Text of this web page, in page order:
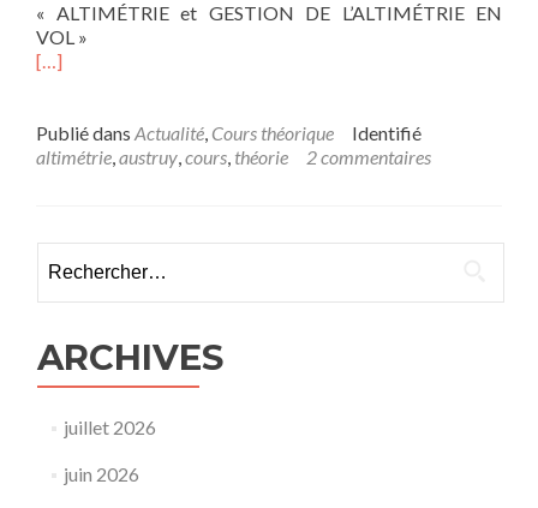
« ALTIMÉTRIE et GESTION DE L’ALTIMÉTRIE EN
VOL »
[…]
Publié dans Actualité, Cours théorique
Identifié
altimétrie,austruy,cours, théorie 2 commentaires
ARCHIVES
juillet 2026
juin 2026